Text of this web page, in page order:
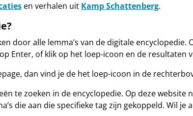
en verhalen uit Kamp Schattenberg.
door alle lemma’s van de digitale
Enter, of klik op het loep-icoon en de resultaten
dan vind je de het loep-icoon in de
te zoeken in de encyclopedie. Op deze website
die aan die specifieke tag zijn gekoppeld. Wil